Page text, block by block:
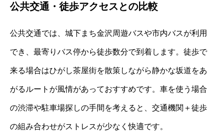
公共交通・徒歩アクセスとの比較
公共交通では、城下まち金沢周遊バスや市内バスが利用
でき、最寄りバス停から徒歩数分で到着します。徒歩で
来る場合はひがし茶屋街を散策しながら静かな坂道をあ
がるルートが風情があっておすすめです。車を使う場合
の渋滞や駐車場探しの手間を考えると、交通機関＋徒歩
の組み合わせがストレスが少なく快適です。